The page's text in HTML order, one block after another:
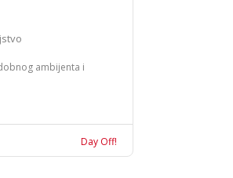
ambijenta i
Day Off!